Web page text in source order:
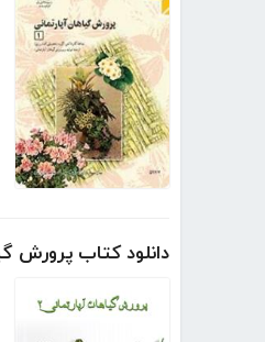
دانلود کتاب پرورش